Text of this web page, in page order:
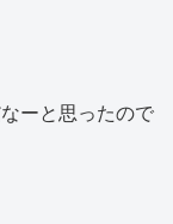
ーと思ったので